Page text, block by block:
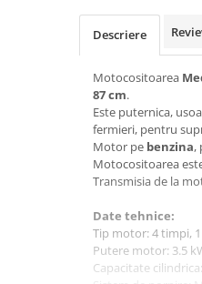
Mobilier gradina
Depozitare gradina
Echipamente curatenie
Aparate de spalat cu presiune
Freze de zapada
Masini de maturat
Suflante & Aspiratoare frunze
Accesorii echipamente
Descriere
Motocositoarea
87 cm.
Este puternica,
fermieri, pentru
Motor pe benzina,
Motocositoarea
Transmisia de la
Date tehnice:
Tip motor: 4 timpi,
Putere motor: 3.5
Capacitate